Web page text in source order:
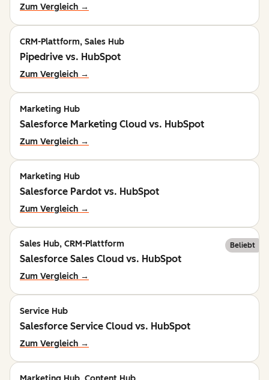
Zum Vergleich →
CRM-Plattform, Sales Hub
Pipedrive vs. HubSpot
Zum Vergleich →
Marketing Hub
Salesforce Marketing Cloud vs. HubSpot
Zum Vergleich →
Marketing Hub
Salesforce Pardot vs. HubSpot
Zum Vergleich →
Sales Hub, CRM-Plattform Beliebt
Salesforce Sales Cloud vs. HubSpot
Zum Vergleich →
Service Hub
Salesforce Service Cloud vs. HubSpot
Zum Vergleich →